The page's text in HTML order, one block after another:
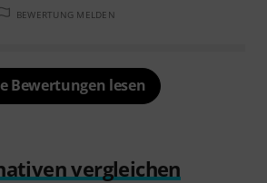
BEWERTUNG MELDEN
Bewertungen lesen
vergleichen